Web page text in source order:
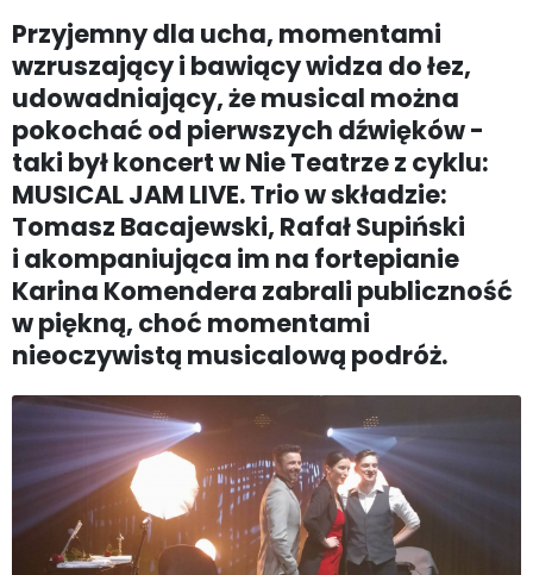
Przyjemny dla ucha, momentami
wzruszający i bawiący widza do łez,
udowadniający, że musical można
pokochać od pierwszych dźwięków -
taki był koncert w Nie Teatrze z cyklu:
MUSICAL JAM LIVE. Trio w składzie:
Tomasz Bacajewski, Rafał Supiński
i akompaniująca im na fortepianie
Karina Komendera zabrali publiczność
w piękną, choć momentami
nieoczywistą musicalową podróż.